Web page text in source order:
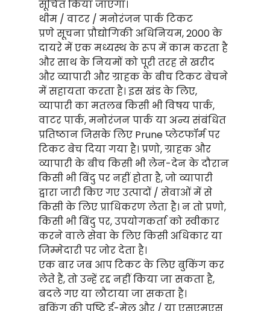
सूचित किया जाएगा।
थीम / वाटर / मनोरंजन पार्क टिकट
प्रणे सूचना प्रौद्योगिकी अधिनियम, 2000 के
दायरे में एक मध्यस्थ के रूप में काम करता है
और साथ के नियमों को पूरी तरह से खरीद
और व्यापारी और ग्राहक के बीच टिकट बेचने
में सहायता करता है। इस खंड के लिए,
व्यापारी का मतलब किसी भी विषय पार्क,
वाटर पार्क, मनोरंजन पार्क या अन्य संबंधित
प्रतिष्ठान जिसके लिए Prune प्लेटफॉर्म पर
टिकट बेच दिया गया है। प्रणो, ग्राहक और
व्यापारी के बीच किसी भी लेन-देन के दौरान
किसी भी बिंदु पर नहीं होता है, जो व्यापारी
द्वारा जारी किए गए उत्पादों / सेवाओं में से
किसी के लिए प्राधिकरण लेता है। न तो प्रणो,
किसी भी बिंदु पर, उपयोगकर्ता को स्वीकार
करने वाले सेवा के लिए किसी अधिकार या
जिम्मेदारी पर जोर देता है।
एक बार जब आप टिकट के लिए बुकिंग कर
लेते हैं, तो उन्हें रद्द नहीं किया जा सकता है,
बदले गए या लौटाया जा सकता है।